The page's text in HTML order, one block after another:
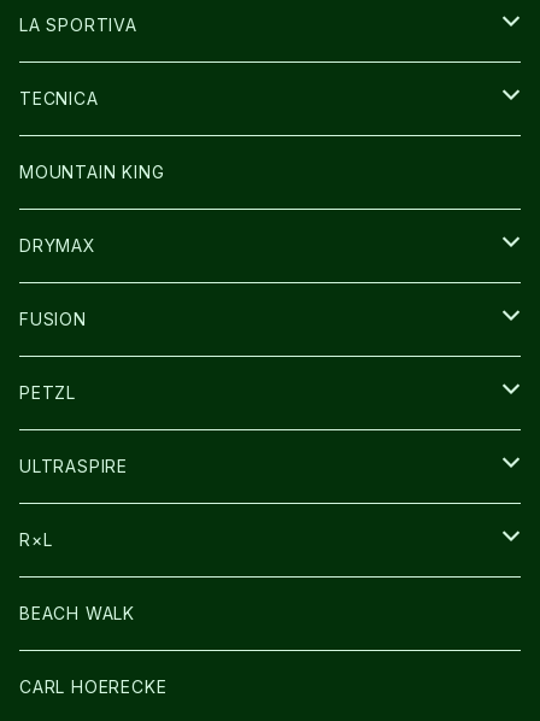
GLOVE
SOCKS
その他GOODS
SHOES
BAG
WEAR
GLOVE
LA SPORTIVA
SHOES
WEAR
CAP/HAT
TECNICA
SHOES
MOUNTAIN KING
DRYMAX
SOCKS
FUSION
その他GOODS
PETZL
HEADLAMP
ULTRASPIRE
BAG
LIGHT
R×L
SOCKS・LEGWARMER
アームカバー
BEACH WALK
CARL HOERECKE